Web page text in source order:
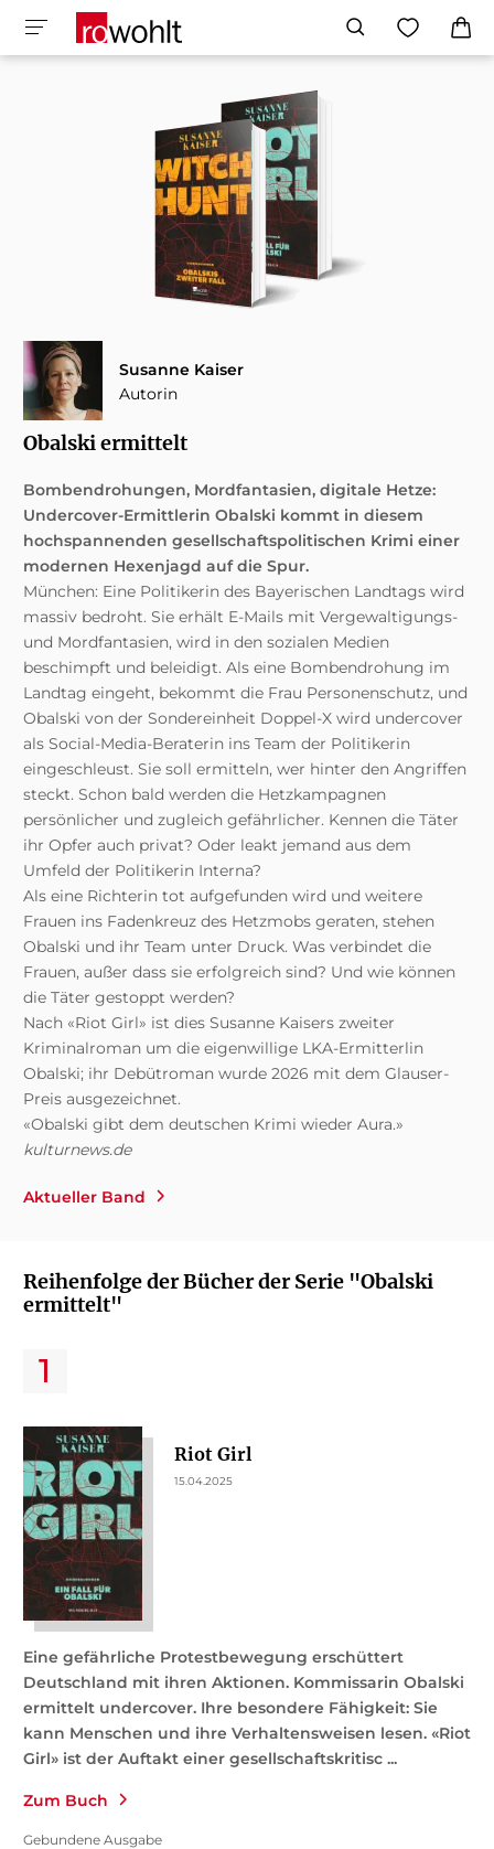
Susanne Kaiser
Autorin
Obalski ermittelt
Bombendrohungen, Mordfantasien, digitale Hetze:
Undercover-Ermittlerin Obalski kommt in diesem
hochspannenden gesellschaftspolitischen Krimi einer
modernen Hexenjagd auf die Spur.
München: Eine Politikerin des Bayerischen Landtags wird
massiv bedroht. Sie erhält E-Mails mit Vergewaltigungs-
und Mordfantasien, wird in den sozialen Medien
beschimpft und beleidigt. Als eine Bombendrohung im
Landtag eingeht, bekommt die Frau Personenschutz, und
Obalski von der Sondereinheit Doppel-X wird undercover
als Social-Media-Beraterin ins Team der Politikerin
eingeschleust. Sie soll ermitteln, wer hinter den Angriffen
steckt. Schon bald werden die Hetzkampagnen
persönlicher und zugleich gefährlicher. Kennen die Täter
ihr Opfer auch privat? Oder leakt jemand aus dem
Umfeld der Politikerin Interna?
Als eine Richterin tot aufgefunden wird und weitere
Frauen ins Fadenkreuz des Hetzmobs geraten, stehen
Obalski und ihr Team unter Druck. Was verbindet die
Frauen, außer dass sie erfolgreich sind? Und wie können
die Täter gestoppt werden?
Nach «Riot Girl» ist dies Susanne Kaisers zweiter
Kriminalroman um die eigenwillige LKA-Ermitterlin
Obalski; ihr Debütroman wurde 2026 mit dem Glauser-
Preis ausgezeichnet.
«Obalski gibt dem deutschen Krimi wieder Aura.»
kulturnews.de
Aktueller Band
Reihenfolge der Bücher der Serie "Obalski
ermittelt"
Riot Girl
15.04.2025
Eine gefährliche Protestbewegung erschüttert
Deutschland mit ihren Aktionen. Kommissarin Obalski
ermittelt undercover. Ihre besondere Fähigkeit: Sie
kann Menschen und ihre Verhaltensweisen lesen. «Riot
Girl» ist der Auftakt einer gesellschaftskritisc ...
Zum Buch
Gebundene Ausgabe